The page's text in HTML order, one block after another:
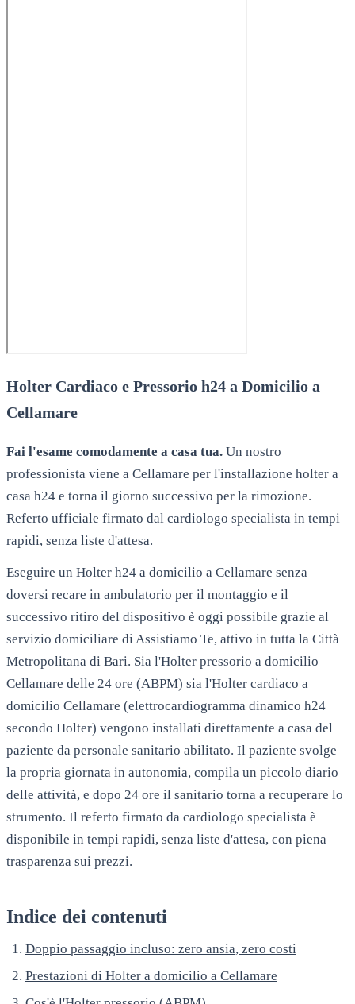
Holter Cardiaco e Pressorio h24 a Domicilio a
Cellamare
Fai l'esame comodamente a casa tua. Un nostro
professionista viene a Cellamare per l'installazione holter a
casa h24 e torna il giorno successivo per la rimozione.
Referto ufficiale firmato dal cardiologo specialista in tempi
rapidi, senza liste d'attesa.
Eseguire un Holter h24 a domicilio a Cellamare senza
doversi recare in ambulatorio per il montaggio e il
successivo ritiro del dispositivo è oggi possibile grazie al
servizio domiciliare di Assistiamo Te, attivo in tutta la Città
Metropolitana di Bari. Sia l'Holter pressorio a domicilio
Cellamare delle 24 ore (ABPM) sia l'Holter cardiaco a
domicilio Cellamare (elettrocardiogramma dinamico h24
secondo Holter) vengono installati direttamente a casa del
paziente da personale sanitario abilitato. Il paziente svolge
la propria giornata in autonomia, compila un piccolo diario
delle attività, e dopo 24 ore il sanitario torna a recuperare lo
strumento. Il referto firmato da cardiologo specialista è
disponibile in tempi rapidi, senza liste d'attesa, con piena
trasparenza sui prezzi.
Indice dei contenuti
Doppio passaggio incluso: zero ansia, zero costi
Prestazioni di Holter a domicilio a Cellamare